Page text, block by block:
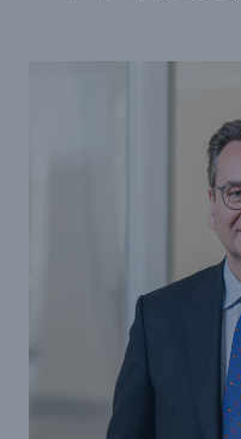
Reinsurance Property/
Marine Trend
Naturkatastrophen